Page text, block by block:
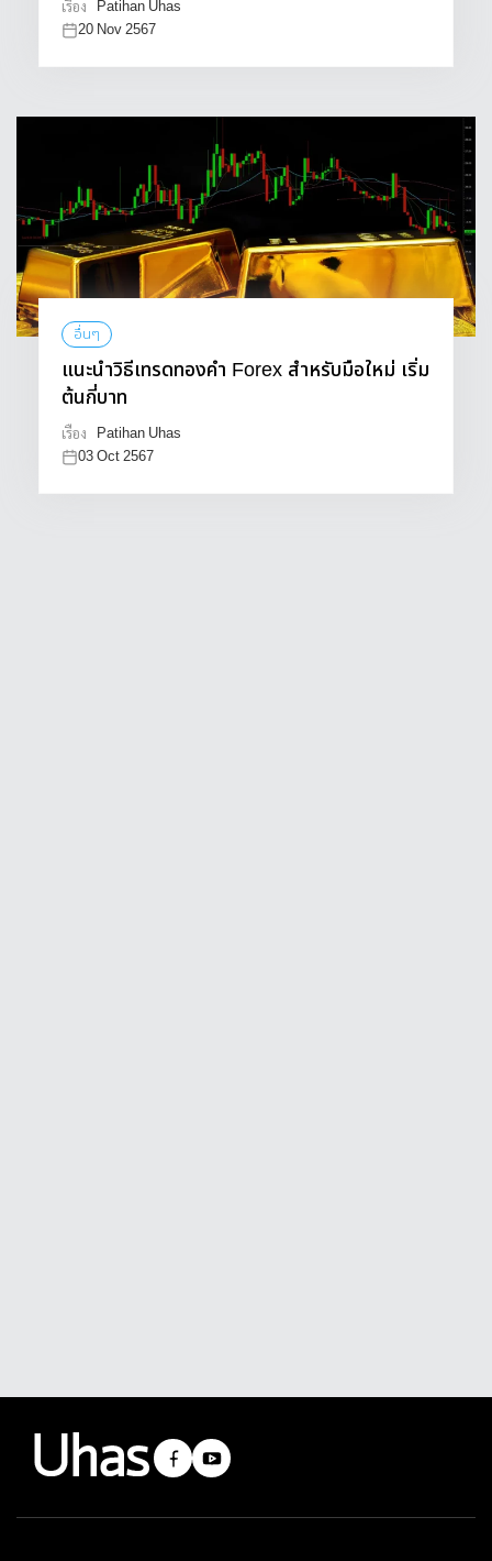
เรื่อง
Patihan Uhas
20 Nov 2567
อื่นๆ
แนะนำวิธีเทรดทองคำ Forex สำหรับมือใหม่ เริ่ม
ต้นกี่บาท
เรื่อง
Patihan Uhas
03 Oct 2567